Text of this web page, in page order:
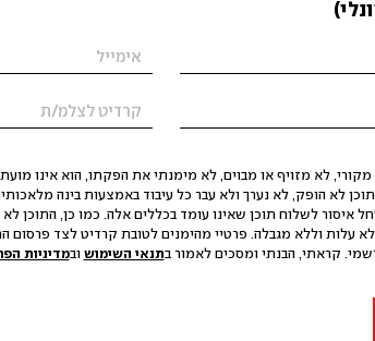
לא מזויף או מבוים, לא מימנתי את הפקתו, הוא אינו
איסור לשלוח תוכן שאינו עומד בכללים אלה. כמו כן, התוכן
עלות וללא מגבלה. פרטיי מהימנים לטובת קרדיט לצד פרסום
קראתי, הבנתי ומסכים לאמור בתנאי השימוש ובמדיניות